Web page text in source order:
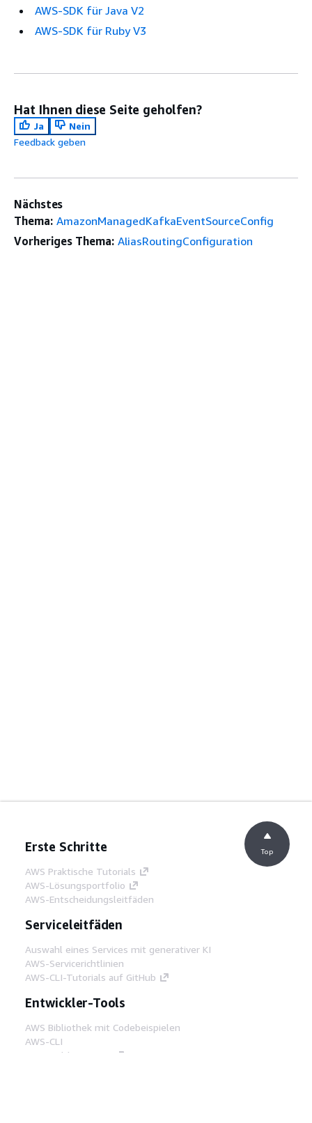
AWS-SDK für Java V2
AWS-SDK für Ruby V3
Hat Ihnen diese Seite geholfen?
Ja
Nein
Feedback geben
Nächstes
Thema: AmazonManagedKafkaEventSourceConfig
Vorheriges Thema: AliasRoutingConfiguration
Erste Schritte
AWS Praktische Tutorials
AWS-Lösungsportfolio
AWS-Entscheidungsleitfäden
Serviceleitfäden
Auswahl eines Services mit generativer KI
AWS-Servicerichtlinien
AWS-CLI-Tutorials auf GitHub
Entwickler-Tools
AWS Bibliothek mit Codebeispielen
AWS-CLI
AWS Builder Center
Top